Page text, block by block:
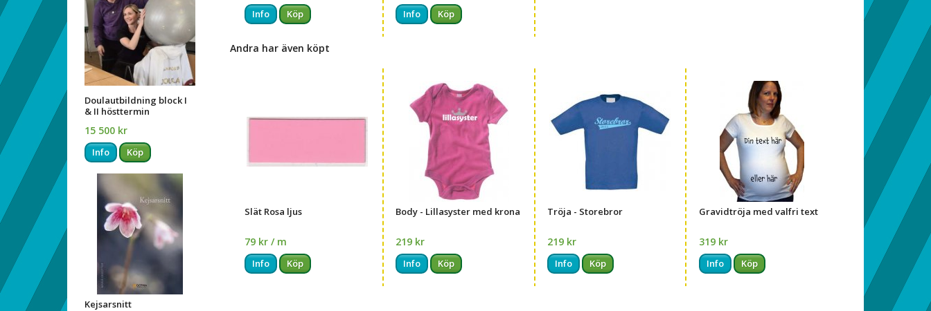
Doulautbildning block I
& II hösttermin
15 500 kr
Info Köp
Kejsarsnitt
Info Köp Info Köp
Andra har även köpt
Slät Rosa ljus
79 kr / m
Info Köp
Body - Lillasyster med krona
219 kr
Info Köp
Tröja - Storebror
219 kr
Info Köp
Gravidtröja med valfri text
319 kr
Info Köp